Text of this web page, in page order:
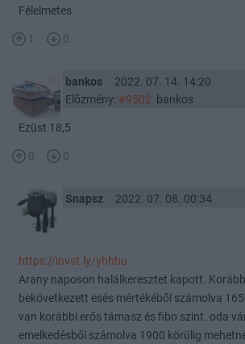
Félelmetes
1 0
bankos
2022. 07. 14. 14:20
Előzmény: #9502 bankos
Ezüst 18,5
0 0
Snapsz 2022. 07. 08. 00:34
https://invst.ly/yhhhu
Arany naposon halálkeresztet kapott.
bekövetkezett esés mértékéből számolva
van korábbi erős támasz és fibo szint. oda
emelkedésből számolva 1900 körülig